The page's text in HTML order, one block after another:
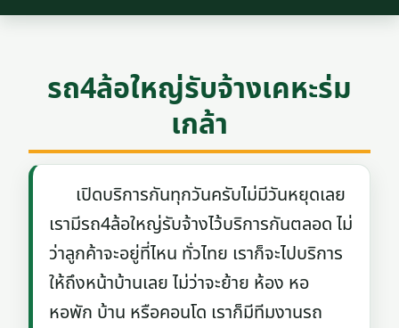
รถ4ล้อใหญ่รับจ้างเคหะร่ม
เกล้า
เปิดบริการกันทุกวันครับไม่มีวันหยุดเลย
เรามีรถ4ล้อใหญ่รับจ้างไว้บริการกันตลอด ไม่
ว่าลูกค้าจะอยู่ที่ไหน ทั่วไทย เราก็จะไปบริการ
ให้ถึงหน้าบ้านเลย ไม่ว่าจะย้าย ห้อง หอ
หอพัก บ้าน หรือคอนโด เราก็มีทีมงานรถ